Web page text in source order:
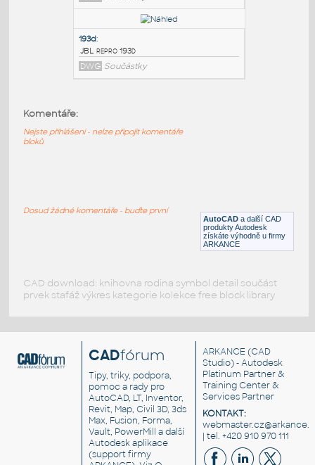
JBL repro 2193
DWG Součástky
DWG Součástky
Součástky AutoCAD a další CAD
produkty Autodesk
získáte výhodně u firmy
ARKANCE
Komentáře:
Nejste přihlášeni - nelze připojit komentáře
bloků
Dosud žádné komentáře - buďte první
CAD download: knihovna rodina symbol detail součást
prvek stafáž výkres kategorie kolekce free block library
CADfórum
Tipy, triky, podpora,
pomoc a rady pro
AutoCAD, LT, Inventor,
Revit, Map, Civil 3D, 3ds
Max, Fusion, Forma,
Vault, PowerMill a další
Autodesk aplikace
(support firmy
ARKANCE (CAD
Studio) - Autodesk
Platinum Partner &
Training Center &
Services Partner
KONTAKT:
| tel. +420 910 970 111